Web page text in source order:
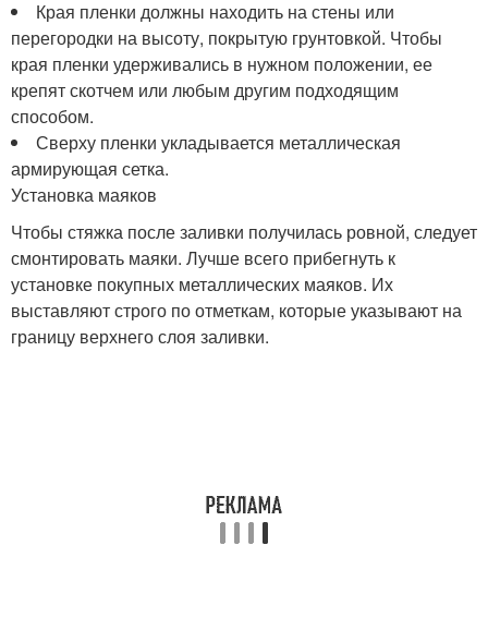
Края пленки должны находить на стены или
перегородки на высоту, покрытую грунтовкой. Чтобы
края пленки удерживались в нужном положении, ее
крепят скотчем или любым другим подходящим
способом.
Сверху пленки укладывается металлическая
армирующая сетка.
Установка маяков
Чтобы стяжка после заливки получилась ровной, следует
смонтировать маяки. Лучше всего прибегнуть к
установке покупных металлических маяков. Их
выставляют строго по отметкам, которые указывают на
границу верхнего слоя заливки.